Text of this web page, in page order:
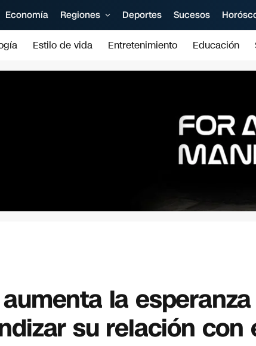
Economía Regiones Deportes Sucesos
Estilo de vida Entretenimiento Educación
la
su relación con